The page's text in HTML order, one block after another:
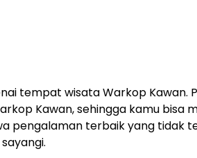
tempat wisata Warkop Kawan.
Kawan, sehingga kamu bisa
pengalaman terbaik yang tidak